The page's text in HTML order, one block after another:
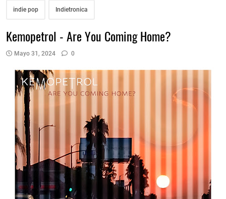
indie pop Indietronica
Kemopetrol - Are You Coming Home?
Mayo 31, 2024 0